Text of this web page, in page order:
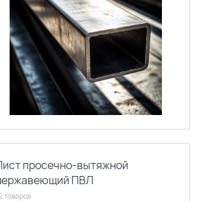
просечно-вытяжной
ПВЛ
товаров